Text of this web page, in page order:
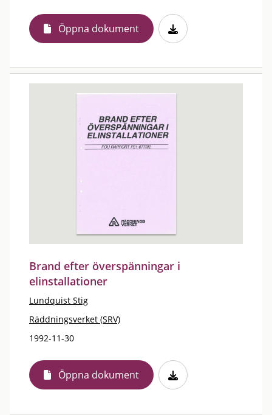
Öppna dokument
Brand efter överspänningar i
elinstallationer
Lundquist Stig
Räddningsverket (SRV)
1992-11-30
Öppna dokument